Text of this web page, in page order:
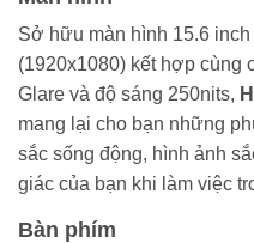
Sở hữu màn hình 15.6
(1920x1080) kết hợp cùng
Glare và độ sáng 250nits,
mang lại cho bạn những
sắc sống động, hình ảnh
giác của bạn khi làm việc
Bàn phím